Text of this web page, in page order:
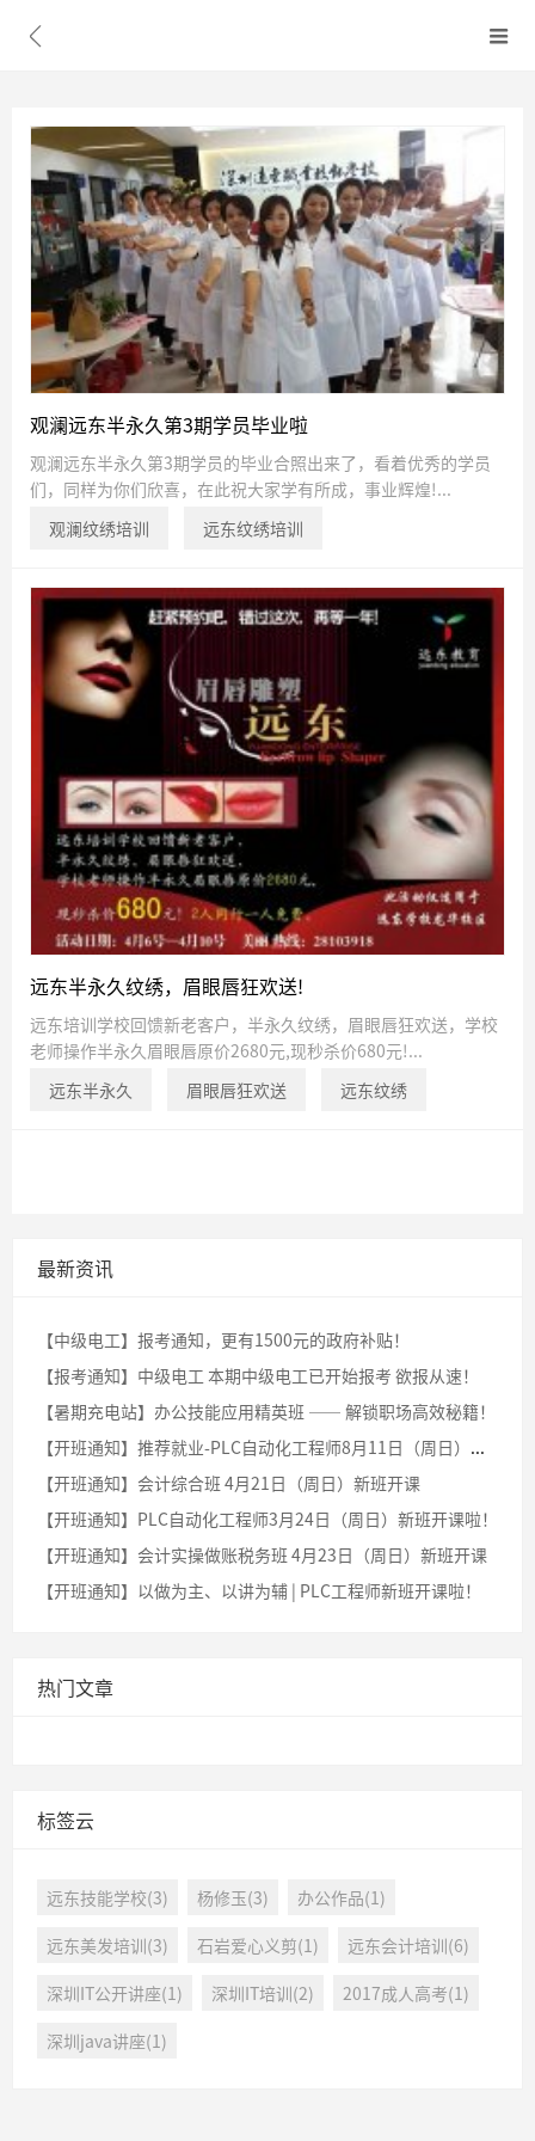
 
观澜远东半永久第3期学员毕业啦
观澜远东半永久第3期学员的毕业合照出来了，看着优秀的学员
们，同样为你们欣喜，在此祝大家学有所成，事业辉煌!...
观澜纹绣培训
远东纹绣培训
远东半永久纹绣，眉眼唇狂欢送!
远东培训学校回馈新老客户，半永久纹绣，眉眼唇狂欢送，学校
老师操作半永久眉眼唇原价2680元,现秒杀价680元!...
远东半永久
眉眼唇狂欢送 远东纹绣
最新资讯
【中级电工】报考通知，更有1500元的政府补贴！
【报考通知】中级电工 本期中级电工已开始报考 欲报从速！
【暑期充电站】办公技能应用精英班 —— 解锁职场高效秘籍！
【开班通知】推荐就业-PLC自动化工程师8月11日（周日）新班开课啦！
【开班通知】会计综合班 4月21日（周日）新班开课
【开班通知】PLC自动化工程师3月24日（周日）新班开课啦！
【开班通知】会计实操做账税务班 4月23日（周日）新班开课
【开班通知】以做为主、以讲为辅 | PLC工程师新班开课啦！
热门文章
标签云
远东技能学校(3) 杨修玉(3)
办公作品(1)
远东美发培训(3)
石岩爱心义剪(1)
远东会计培训(6)
深圳IT公开讲座(1)
深圳IT培训(2)
2017成人高考(1)
深圳java讲座(1)